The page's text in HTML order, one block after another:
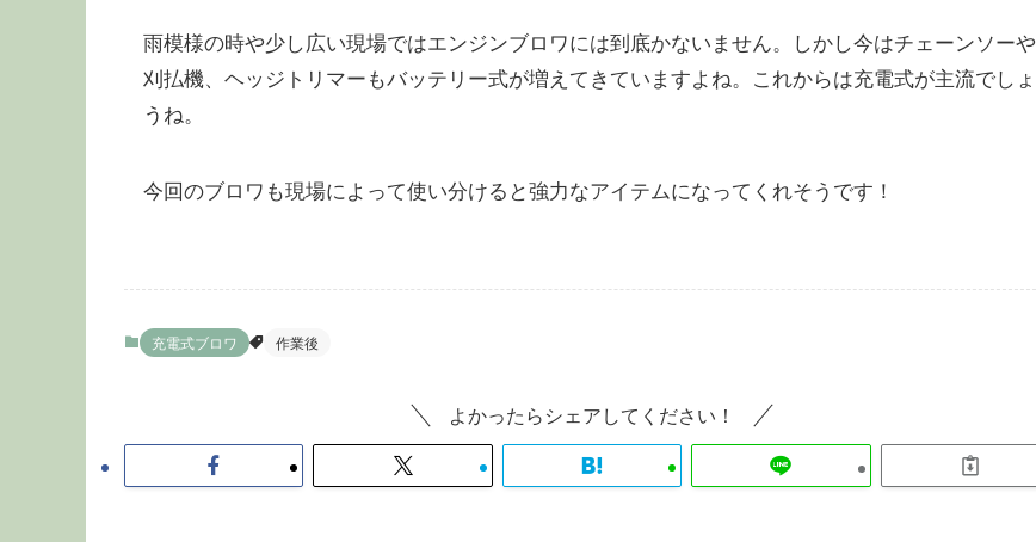
雨模様の時や少し広い現場ではエンジンブロワには到底かないません。しかし今はチェーンソーや
刈払機、ヘッジトリマーもバッテリー式が増えてきていますよね。これからは充電式が主流でしょ
うね。
今回のブロワも現場によって使い分けると強力なアイテムになってくれそうです！
充電式ブロワ 作業後
よかったらシェアしてください！